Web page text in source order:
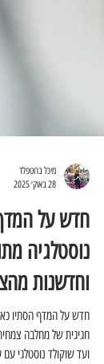
מיכל ברוטפלד
28 באוק׳ 2025
חדש על
נוסטלגיה
וחדשנות